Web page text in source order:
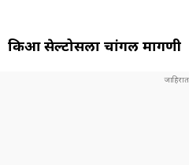
किआ सेल्टोसला चांगली मागणी